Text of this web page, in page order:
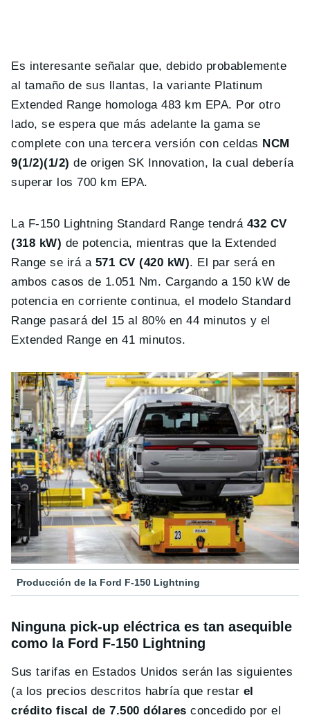
Es interesante señalar que, debido probablemente
al tamaño de sus llantas, la variante Platinum
Extended Range homologa 483 km EPA. Por otro
lado, se espera que más adelante la gama se
complete con una tercera versión con celdas NCM
9(1/2)(1/2) de origen SK Innovation, la cual debería
superar los 700 km EPA.
La F-150 Lightning Standard Range tendrá 432 CV
(318 kW) de potencia, mientras que la Extended
Range se irá a 571 CV (420 kW). El par será en
ambos casos de 1.051 Nm. Cargando a 150 kW de
potencia en corriente continua, el modelo Standard
Range pasará del 15 al 80% en 44 minutos y el
Extended Range en 41 minutos.
Producción de la Ford F-150 Lightning
Ninguna pick-up eléctrica es tan asequible
como la Ford F-150 Lightning
Sus tarifas en Estados Unidos serán las siguientes
(a los precios descritos habría que restar el
crédito fiscal de 7.500 dólares concedido por el